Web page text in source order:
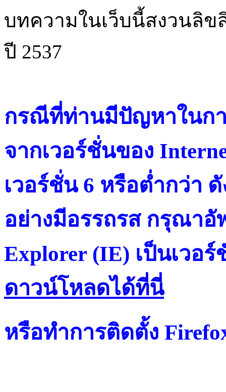
บทความในเว็บนี้สงวนลิ
ปี 2537
กรณีที่ท่านมีปัญหาในกา
จากเวอร์ชั่นของ
เวอร์ชั่น 6 หรือต่ำกว่า
อย่างมีอรรถรส กรุณาอั
Explorer (IE) เป็นเวอ
ดาวน์โหลดได้ที่น
หรือทำการติดตั้ง